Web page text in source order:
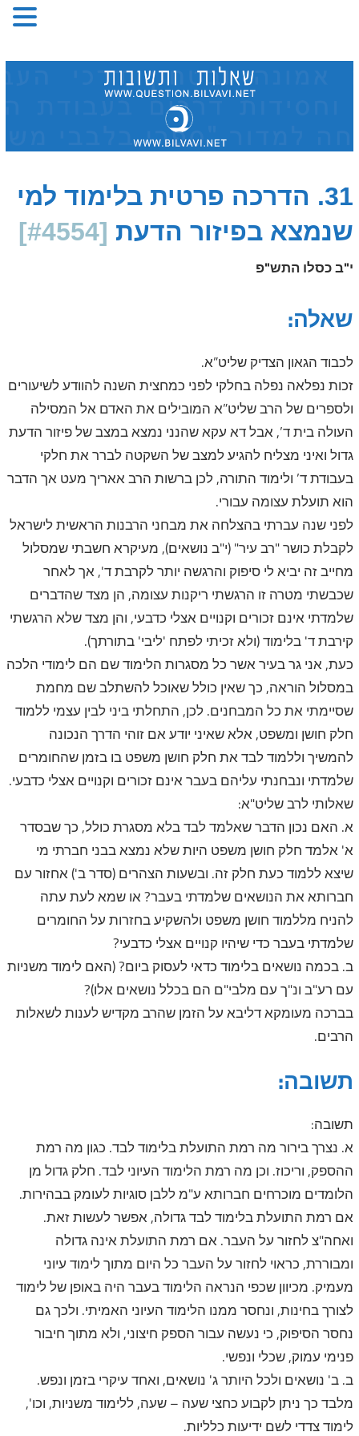
to
31. הדרכה פרטית בלימוד למי
שנמצא בפיזור הדעת [#4554]
י"ב כסלו התש"פ
שאלה:
לכבוד הגאון הצדיק שליט”א.
זכות נפלאה נפלה בחלקי לפני כמחצית השנה להוודע לשיעורים
ולספרים של הרב שליט”א המובילים את האדם אל המסילה
העולה בית ד’, אבל דא עקא שהנני נמצא במצב של פיזור הדעת
גדול ואיני מצליח להגיע למצב של השקטה לברר את חלקי
בעבודת ד’ ולימוד התורה, לכן ברשות הרב אאריך מעט אך הדבר
הוא תועלת עצומה עבורי.
לפני שנה עברתי בהצלחה את מבחני הרבנות הראשית לישראל
לקבלת כושר "רב עיר" (י"ב נושאים), מעיקרא חשבתי שמסלול
מחייב זה יביא לי סיפוק והרגשה יותר לקרבת ד', אך לאחר
שכבשתי מטרה זו הרגשתי ריקנות עצומה, הן מצד שהדברים
שלמדתי אינם זכורים וקנויים אצלי כדבעי, והן מצד שלא הרגשתי
קירבת ד' בלימוד (ולא זכיתי לפתח 'ליבי' בתורתך).
כעת, אני גר בעיר אשר כל מסגרות הלימוד שם הם לימודי הלכה
במסלול הוראה, כך שאין כולל שאוכל להשתלב שם מחמת
שסיימתי את כל המבחנים. לכן, התחלתי ביני לבין עצמי ללמוד
חלק חושן ומשפט, אלא שאיני יודע אם זוהי הדרך הנכונה
להמשיך וללמוד לבד את חלק חושן משפט בו בזמן שהחומרים
שלמדתי ונבחנתי עליהם בעבר אינם זכורים וקנויים אצלי כדבעי.
שאלותי לרב שליט"א:
א. האם נכון הדבר שאלמד לבד בלא מסגרת כולל, כך שבסדר
א' אלמד חלק חושן משפט היות שלא נמצא בבני חברתי מי
שיצא ללמוד כעת חלק זה. ובשעות הצהרים (סדר ב') אחזור עם
חברותא את הנושאים שלמדתי בעבר? או שמא לעת עתה
להניח מללמוד חושן משפט ולהשקיע בחזרות על החומרים
שלמדתי בעבר כדי שיהיו קנויים אצלי כדבעי?
ב. בכמה נושאים בלימוד כדאי לעסוק ביום? (האם לימוד משניות
עם רע"ב ונ"ך עם מלבי"ם הם בכלל נושאים אלו)?
בברכה מעומקא דליבא על הזמן שהרב מקדיש לענות לשאלות
הרבים.
תשובה:
תשובה:
א. נצרך בירור מה רמת התועלת בלימוד לבד. כגון מה רמת
ההספק, וריכוז. וכן מה רמת הלימוד העיוני לבד. חלק גדול מן
הלומדים מוכרחים חברותא ע"מ ללבן סוגיות לעומק בבהירות.
אם רמת התועלת בלימוד לבד גדולה, אפשר לעשות זאת.
ואחה"צ לחזור על העבר. אם רמת התועלת אינה גדולה
ומבוררת, כראוי לחזור על העבר כל היום מתוך לימוד עיוני
מעמיק. מכיוון שכפי הנראה הלימוד בעבר היה באופן של לימוד
לצורך בחינות, ונחסר ממנו הלימוד העיוני האמיתי. ולכך גם
נחסר הסיפוק, כי נעשה עבור הספק חיצוני, ולא מתוך חיבור
פנימי עמוק, שכלי ונפשי.
ב. ב' נושאים ולכל היותר ג' נושאים, ואחד עיקרי בזמן ונפש.
מלבד כך ניתן לקבוע כחצי שעה – שעה, ללימוד משניות, וכו',
לימוד צדדי לשם ידיעות כלליות.